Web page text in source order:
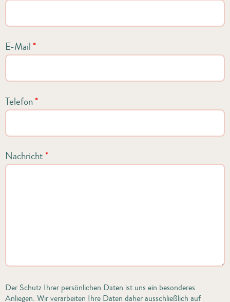
E-Mail*
Telefon*
Nachricht*
Der Schutz Ihrer persönlichen Daten ist uns ein besonderes
Anliegen. Wir verarbeiten Ihre Daten daher ausschließlich auf